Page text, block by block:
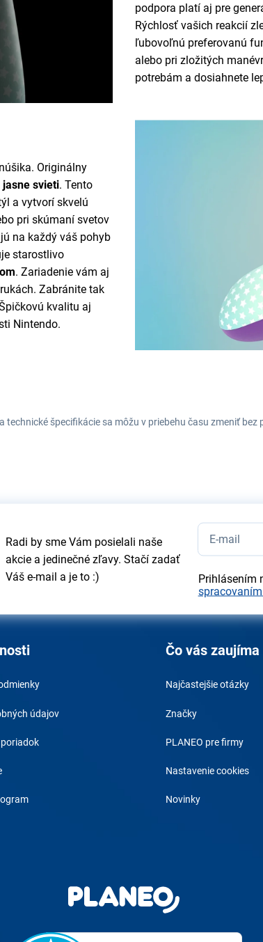
podpora platí aj pre
Rýchlosť vašich reakcií
ľubovoľnú preferovanú
alebo pri zložitých
potrebám a dosiahnete
Originálny
jasne svieti. Tento
a vytvorí skvelú
pri skúmaní svetov
na každý váš pohyb
starostlivo
. Zariadenie vám aj
Zabránite tak
kvalitu aj
Nintendo.
technické špecifikácie sa môžu v priebehu času zmeniť
Radi by sme Vám posielali naše
akcie a jedinečné zľavy. Stačí zadať
Váš e-mail a je to :)
Prihlásením
údajov
Čo vás zaujíma
Najčastejšie otázky
Značky
PLANEO pre firmy
Nastavenie cookies
Novinky